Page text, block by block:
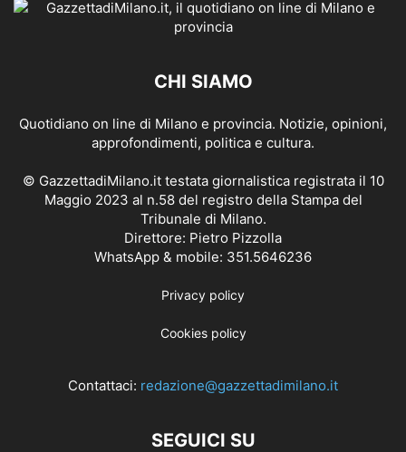
CHI SIAMO
Quotidiano on line di Milano e provincia. Notizie, opinioni,
approfondimenti, politica e cultura.
© GazzettadiMilano.it testata giornalistica registrata il 10
Maggio 2023 al n.58 del registro della Stampa del
Tribunale di Milano.
Direttore: Pietro Pizzolla
WhatsApp & mobile: 351.5646236
Privacy policy
Cookies policy
Contattaci: redazione@gazzettadimilano.it
SEGUICI SU